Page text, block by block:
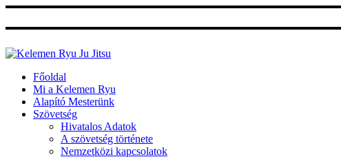
Ugrás
Főoldal
Mi a Kelemen Ryu
Alapító Mesterünk
Szövetség
Hivatalos Adatok
A szövetség története
Nemzetközi kapcsolatok